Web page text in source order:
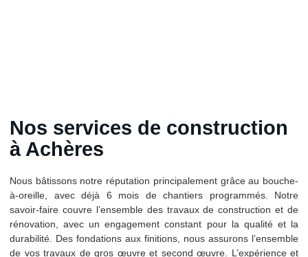
Nos services de construction
à Achères
Nous bâtissons notre réputation principalement grâce au bouche-
à-oreille, avec déjà 6 mois de chantiers programmés. Notre
savoir-faire couvre l’ensemble des travaux de construction et de
rénovation, avec un engagement constant pour la qualité et la
durabilité. Des fondations aux finitions, nous assurons l’ensemble
de vos travaux de gros œuvre et second œuvre. L’expérience et